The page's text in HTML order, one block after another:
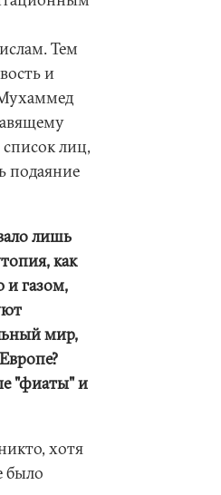
Тем
и
список лиц,
подаяние
лишь
как
и газом,
мир,
"фиаты" и
хотя
было